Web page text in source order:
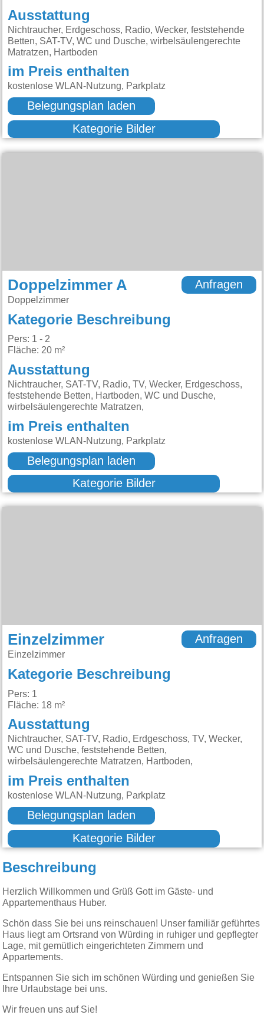
Ausstattung
Nichtraucher, Erdgeschoss, Radio, Wecker, feststehende
Betten, SAT-TV, WC und Dusche, wirbelsäulengerechte
Matratzen, Hartboden
im Preis enthalten
kostenlose WLAN-Nutzung, Parkplatz
Belegungsplan laden
Kategorie Bilder
Doppelzimmer A
Doppelzimmer
Anfragen
Kategorie Beschreibung
Pers: 1 - 2
Fläche: 20 m²
Ausstattung
Nichtraucher, SAT-TV, Radio, TV, Wecker, Erdgeschoss,
feststehende Betten, Hartboden, WC und Dusche,
wirbelsäulengerechte Matratzen,
im Preis enthalten
kostenlose WLAN-Nutzung, Parkplatz
Belegungsplan laden
Kategorie Bilder
Einzelzimmer
Einzelzimmer
Anfragen
Kategorie Beschreibung
Pers: 1
Fläche: 18 m²
Ausstattung
Nichtraucher, SAT-TV, Radio, Erdgeschoss, TV, Wecker,
WC und Dusche, feststehende Betten,
wirbelsäulengerechte Matratzen, Hartboden,
im Preis enthalten
kostenlose WLAN-Nutzung, Parkplatz
Belegungsplan laden
Kategorie Bilder
Beschreibung
Herzlich Willkommen und Grüß Gott im Gäste- und
Appartementhaus Huber.
Schön dass Sie bei uns reinschauen! Unser familiär geführtes
Haus liegt am Ortsrand von Würding in ruhiger und gepflegter
Lage, mit gemütlich eingerichteten Zimmern und
Appartements.
Entspannen Sie sich im schönen Würding und genießen Sie
Ihre Urlaubstage bei uns.
Wir freuen uns auf Sie!